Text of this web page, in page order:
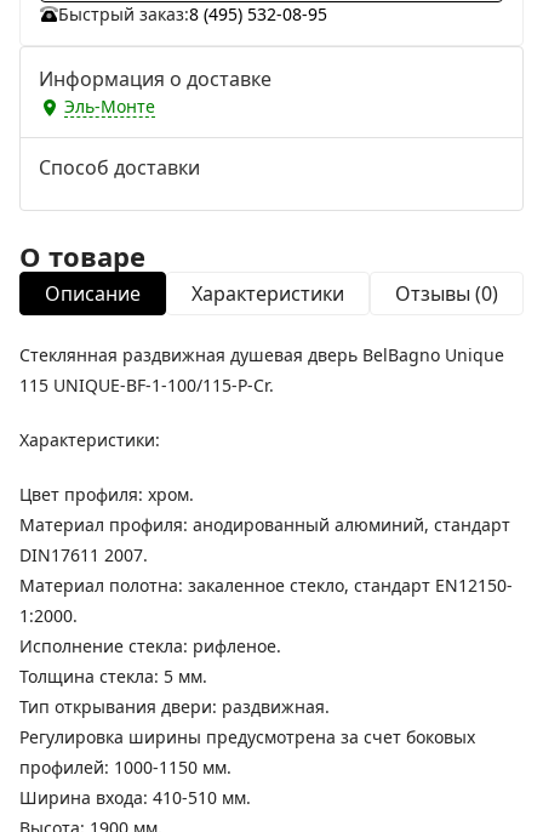
Быстрый заказ:8 (495) 532-08-95
Информация о доставке
Эль-Монте
Способ доставки
О товаре
Описание Характеристики Отзывы (0)
Стеклянная раздвижная душевая дверь BelBagno Unique
115 UNIQUE-BF-1-100/115-P-Cr.
Характеристики:
Цвет профиля: хром.
Материал профиля: анодированный алюминий, стандарт
DIN17611 2007.
Материал полотна: закаленное стекло, стандарт EN12150-
1:2000.
Исполнение стекла: рифленое.
Толщина стекла: 5 мм.
Тип открывания двери: раздвижная.
Регулировка ширины предусмотрена за счет боковых
профилей: 1000-1150 мм.
Ширина входа: 410-510 мм.